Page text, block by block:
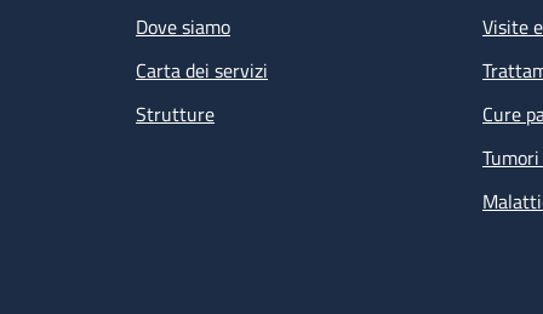
Dove siamo
Carta dei servizi
Strutture
Visite
Cure